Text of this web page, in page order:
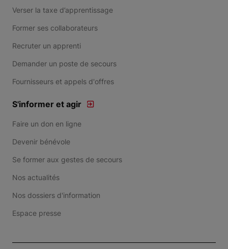
Verser la taxe d’apprentissage
Former ses collaborateurs
Recruter un apprenti
Demander un poste de secours
Fournisseurs et appels d'offres
S'informer et agir
Faire un don en ligne
Devenir bénévole
Se former aux gestes de secours
Nos actualités
Nos dossiers d'information
Espace presse